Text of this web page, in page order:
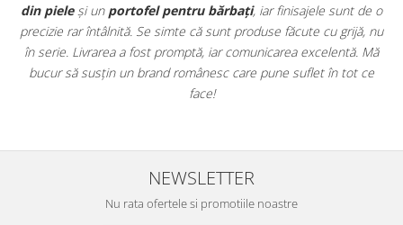
din pieleși un portofel pentru bărbați, iar finisajele sunt de o
precizie rar întâlnită. Se simte că sunt produse făcute cu grijă, nu
în serie. Livrarea a fost promptă, iar comunicarea excelentă. Mă
bucur să susțin un brand românesc care pune suflet în tot ce
face!
NEWSLETTER
Nu rata ofertele si promotiile noastre